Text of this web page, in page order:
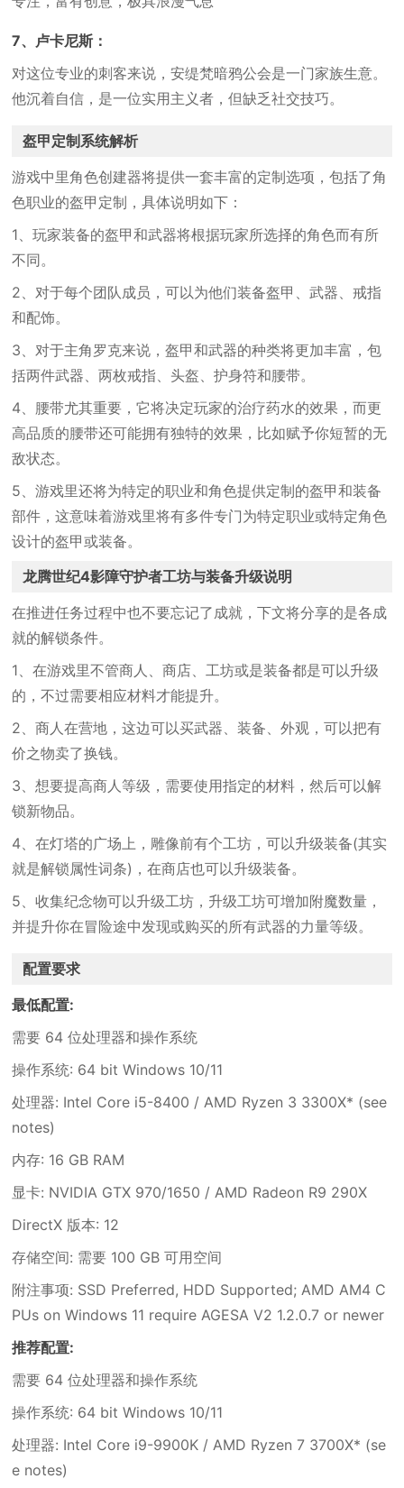
7、卢卡尼斯：
对这位专业的刺客来说，安缇梵暗鸦公会是一门家族生意。
他沉着自信，是一位实用主义者，但缺乏社交技巧。
盔甲定制系统解析
游戏中里角色创建器将提供一套丰富的定制选项，包括了角
色职业的盔甲定制，具体说明如下：
1、玩家装备的盔甲和武器将根据玩家所选择的角色而有所
不同。
2、对于每个团队成员，可以为他们装备盔甲、武器、戒指
和配饰。
3、对于主角罗克来说，盔甲和武器的种类将更加丰富，包
括两件武器、两枚戒指、头盔、护身符和腰带。
4、腰带尤其重要，它将决定玩家的治疗药水的效果，而更
高品质的腰带还可能拥有独特的效果，比如赋予你短暂的无
敌状态。
5、游戏里还将为特定的职业和角色提供定制的盔甲和装备
部件，这意味着游戏里将有多件专门为特定职业或特定角色
设计的盔甲或装备。
龙腾世纪4影障守护者工坊与装备升级说明
在推进任务过程中也不要忘记了成就，下文将分享的是各成
就的解锁条件。
1、在游戏里不管商人、商店、工坊或是装备都是可以升级
的，不过需要相应材料才能提升。
2、商人在营地，这边可以买武器、装备、外观，可以把有
价之物卖了换钱。
3、想要提高商人等级，需要使用指定的材料，然后可以解
锁新物品。
4、在灯塔的广场上，雕像前有个工坊，可以升级装备(其实
就是解锁属性词条)，在商店也可以升级装备。
5、收集纪念物可以升级工坊，升级工坊可增加附魔数量，
并提升你在冒险途中发现或购买的所有武器的力量等级。
配置要求
最低配置:
需要 64 位处理器和操作系统
操作系统: 64 bit Windows 10/11
处理器: Intel Core i5-8400 / AMD Ryzen 3 3300X* (see
notes)
内存: 16 GB RAM
显卡: NVIDIA GTX 970/1650 / AMD Radeon R9 290X
DirectX 版本: 12
存储空间: 需要 100 GB 可用空间
附注事项: SSD Preferred, HDD Supported; AMD AM4 C
PUs on Windows 11 require AGESA V2 1.2.0.7 or newer
推荐配置:
需要 64 位处理器和操作系统
操作系统: 64 bit Windows 10/11
处理器: Intel Core i9-9900K / AMD Ryzen 7 3700X* (se
e notes)